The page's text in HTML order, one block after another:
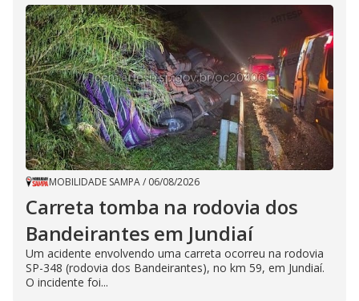
MOBILIDADE SAMPA/ 06/08/2026
Carreta tomba na rodovia dos
Bandeirantes em Jundiaí
Um acidente envolvendo uma carreta ocorreu na rodovia
SP-348 (rodovia dos Bandeirantes), no km 59, em Jundiaí.
O incidente foi...